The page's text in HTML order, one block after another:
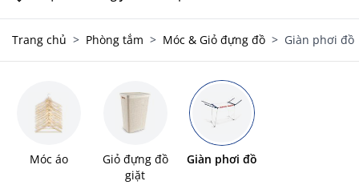
Trang chủ > Phòng tắm > Móc & Giỏ đựng đồ > Giàn phơi đồ
Móc áo
Giỏ đựng đồ
giặt
Giàn phơi đồ